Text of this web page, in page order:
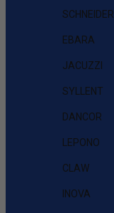
SCHNEIDER
EBARA
JACUZZI
SYLLENT
DANCOR
LEPONO
CLAW
INOVA